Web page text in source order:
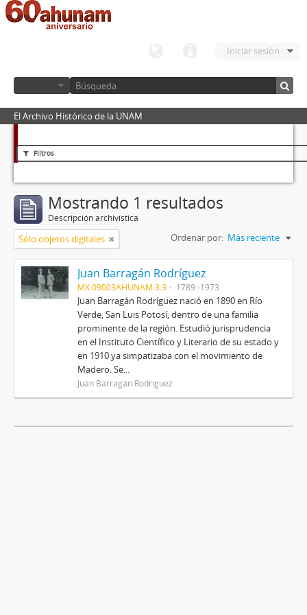
Iniciar sesión
El Archivo Histórico de la UNAM
Filtros
Mostrando 1 resultados
Descripción archivística
Sólo objetos digitales Ordenar por: Más reciente
Juan Barragán Rodríguez
MX 09003AHUNAM 3.3 1789 -1973
Juan Barragán Rodríguez nació en 1890 en Río
Verde, San Luis Potosí, dentro de una familia
prominente de la región. Estudió jurisprudencia
en el Instituto Científico y Literario de su estado y
en 1910 ya simpatizaba con el movimiento de
Madero. Se...
Juan Barragán Rodríguez